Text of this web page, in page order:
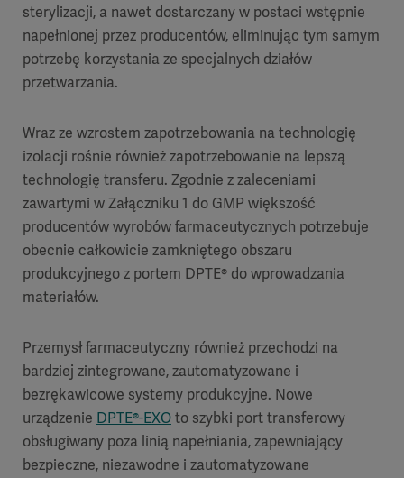
sterylizacji, a nawet dostarczany w postaci wstępnie
napełnionej przez producentów, eliminując tym samym
potrzebę korzystania ze specjalnych działów
przetwarzania.
Wraz ze wzrostem zapotrzebowania na technologię
izolacji rośnie również zapotrzebowanie na lepszą
technologię transferu. Zgodnie z zaleceniami
zawartymi w Załączniku 1 do GMP większość
producentów wyrobów farmaceutycznych potrzebuje
obecnie całkowicie zamkniętego obszaru
produkcyjnego z portem DPTE® do wprowadzania
materiałów.
Przemysł farmaceutyczny również przechodzi na
bardziej zintegrowane, zautomatyzowane i
bezrękawicowe systemy produkcyjne. Nowe
urządzenie DPTE®-EXOto szybki port transferowy
obsługiwany poza linią napełniania, zapewniający
bezpieczne, niezawodne i zautomatyzowane